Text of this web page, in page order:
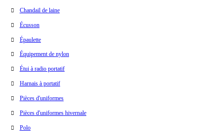
Chandail de laine
Écusson
Épaulette
Équipement de nylon
Étui à radio portatif
Harnais à portatif
Pièces d'uniformes
Pièces d'uniformes hivernale
Polo